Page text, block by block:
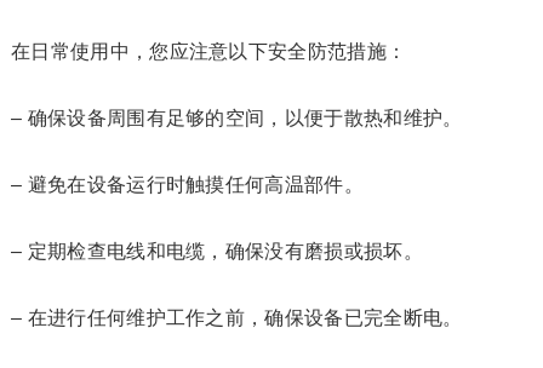
在日常使用中，您应注意以下安全防范措施：
– 确保设备周围有足够的空间，以便于散热和维护。
– 避免在设备运行时触摸任何高温部件。
– 定期检查电线和电缆，确保没有磨损或损坏。
– 在进行任何维护工作之前，确保设备已完全断电。